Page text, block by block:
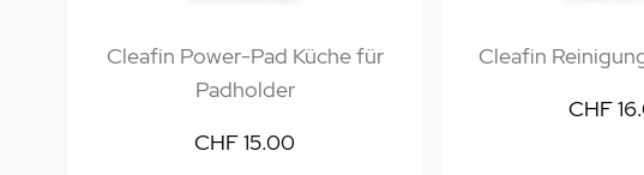
Cleafin Power-Pad Küche für
Padholder
CHF 15.00
Cleafin
CHF